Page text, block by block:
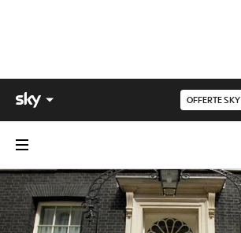
OFFERTE SKY